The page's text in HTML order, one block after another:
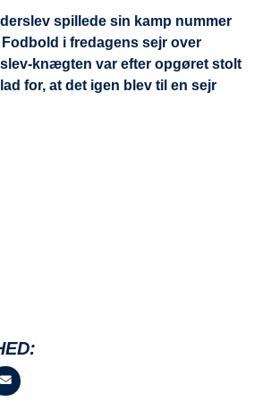
spillede sin kamp nummer
i fredagens sejr over
knægten var efter opgøret stolt
for, at det igen blev til en sejr